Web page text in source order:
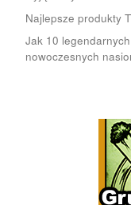
Najlepsze produkty
Jak 10
nowoczesnych